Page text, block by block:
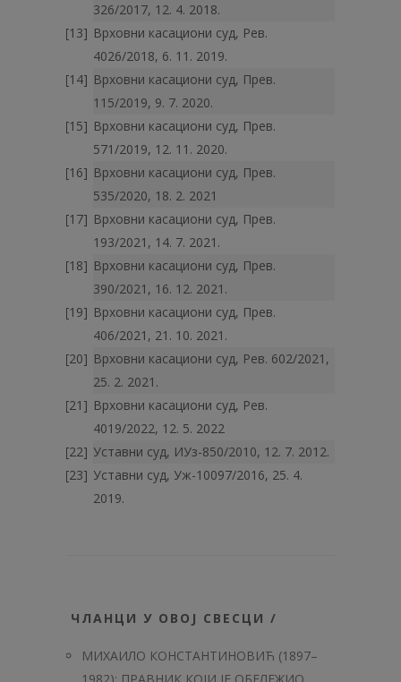
326/2017, 12. 4. 2018.
Врховни касациони суд, Рев.
4026/2018, 6. 11. 2019.
Врховни касациони суд, Прев.
115/2019, 9. 7. 2020.
Врховни касациони суд, Прев.
571/2019, 12. 11. 2020.
Врховни касациони суд, Прев.
535/2020, 18. 2. 2021
Врховни касациони суд, Прев.
193/2021, 14. 7. 2021.
Врховни касациони суд, Прев.
390/2021, 16. 12. 2021.
Врховни касациони суд, Прев.
406/2021, 21. 10. 2021.
Врховни касациони суд, Рев. 602/2021,
25. 2. 2021.
Врховни касациони суд, Рев.
4019/2022, 12. 5. 2022
Уставни суд, ИУз-850/2010, 12. 7. 2012.
Уставни суд, Уж-10097/2016, 25. 4.
2019.
ЧЛАНЦИ У ОВОЈ СВЕСЦИ /
МИХАИЛО КОНСТАНТИНОВИЋ (1897–